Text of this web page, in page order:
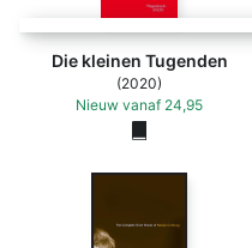
Die kleinen Tugenden
(2020)
Nieuw vanaf 24,95